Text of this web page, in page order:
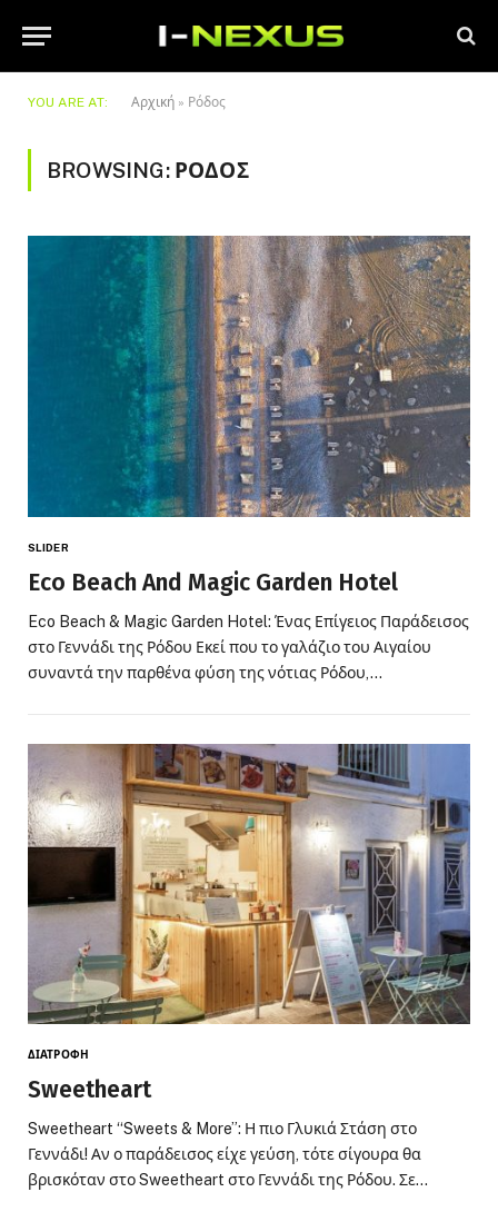
YOU ARE AT: Αρχική » Ρόδος
BROWSING: ΡΌΔΟΣ
SLIDER
Eco Beach And Magic Garden Hotel
Eco Beach & Magic Garden Hotel: Ένας Επίγειος Παράδεισος
στο Γεννάδι της Ρόδου Εκεί που το γαλάζιο του Αιγαίου
συναντά την παρθένα φύση της νότιας Ρόδου,…
ΔΙΑΤΡΟΦΗ
Sweetheart
Sweetheart “Sweets & More”: Η πιο Γλυκιά Στάση στο
Γεννάδι! Αν ο παράδεισος είχε γεύση, τότε σίγουρα θα
βρισκόταν στο Sweetheart στο Γεννάδι της Ρόδου. Σε…